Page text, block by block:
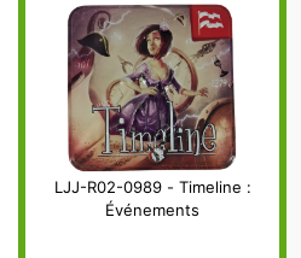
LJJ-R02-0989 - Timeline :
Événements